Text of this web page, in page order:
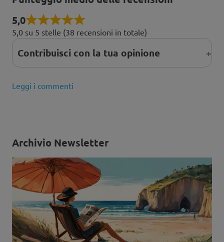
5,0
5,0 su 5 stelle (38 recensioni in totale)
Contribuisci con la tua opinione
Leggi i commenti
Archivio Newsletter